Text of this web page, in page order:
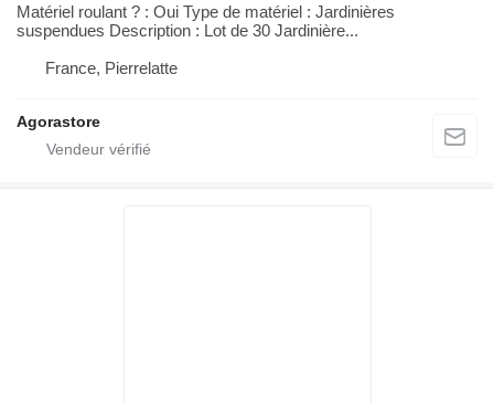
Matériel roulant ? : Oui Type de matériel : Jardinières
suspendues Description : Lot de 30 Jardinière...
France, Pierrelatte
Agorastore